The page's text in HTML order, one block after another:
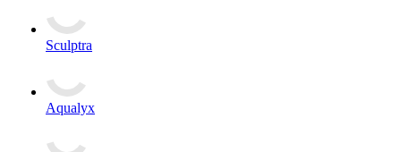
Sculptra
Aqualyx